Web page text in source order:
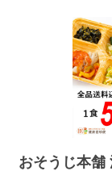
おそうじ本